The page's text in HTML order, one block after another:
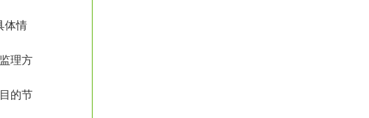
体情
理方
的节